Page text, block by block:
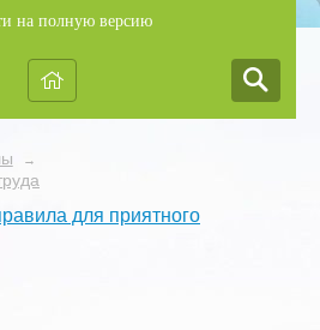
на полную версию
→
для приятного